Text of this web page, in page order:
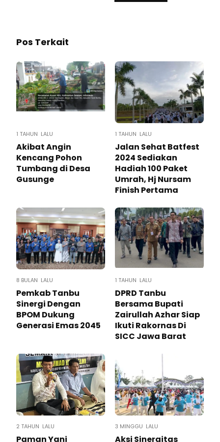
Pos Terkait
1 TAHUN LALU
Akibat Angin
Kencang Pohon
Tumbang di Desa
Gusunge
1 TAHUN LALU
Jalan Sehat Batfest
2024 Sediakan
Hadiah 100 Paket
Umrah, Hj Nursam
Finish Pertama
8 BULAN LALU
Pemkab Tanbu
Sinergi Dengan
BPOM Dukung
Generasi Emas 2045
1 TAHUN LALU
DPRD Tanbu
Bersama Bupati
Zairullah Azhar Siap
Ikuti Rakornas Di
SICC Jawa Barat
2 TAHUN LALU
Paman Yani
3 MINGGU LALU
Aksi Sinergitas